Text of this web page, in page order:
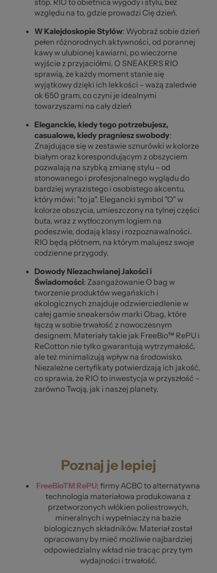
względu na to, gdzie prowadzi Cię dzień.
W Kalejdoskopie Stylów: Wyobraź sobie dzień
pełen różnorodnych aktywności, od porannej
kawy w ulubionej kawiarni, po wieczorne
wyjście z przyjaciółmi. O SNEAKERS RIO
sprawią, że każdy moment stanie się
wyjątkowy dzięki ich lekkości – ważą zaledwie
ok 650 gram, co czyni je idealnymi
towarzyszami na cały dzień
Eleganckie, kiedy tego potrzebujesz,
casualowe, kiedy pragniesz swobody:
Znajdujące się w zestawie sznurówki w kolorze
białym oraz korespondującym z obszyciem
pozwalają na szybką zmianę stylu – od
stonowanego i profesjonalnego wyglądu do
bardziej wyrazistego i osobistego akcentu,
który mówi: "to ja". Elegancki symbol "O" w
kolorze obszycia, umieszczony na tylnej części
buta, wraz z wytłoczonym logiem na
podeszwie, dodają klasy i rozpoznawalności.
RIO będą płótnem, na którym malujesz swoje
codzienne przygody.
Dowody Niezachwianej Jakości i
Świadomości: Zaangażowanie O bag w
tworzenie produktów wegańskich i
ekologicznych znajduje odzwierciedlenie w
całej gamie sneakersów marki Obag, które
łączą w sobie trwałość z nowoczesnym
designem. Materiały takie jak FreeBio™ RePU i
ReCotton nie tylko gwarantują wytrzymałość,
ale też minimalizują wpływ na środowisko.
Niezależne certyfikaty potwierdzają ich jakość,
co sprawia, że RIO to inwestycja w przyszłość –
zarówno Twoją, jak i naszej planety.
Poznaj je lepiej
FreeBioTM RePU: firmy ACBC to alternatywna
technologia materiałowa produkowana z
przetworzonych włókien poliestrowych,
mineralnych i wypełniaczy na bazie
biologicznych składników. Materiał został
opracowany by mieć możliwie najbardziej
odpowiedzialny wkład nie tracąc przy tym
wydajności i trwałość.